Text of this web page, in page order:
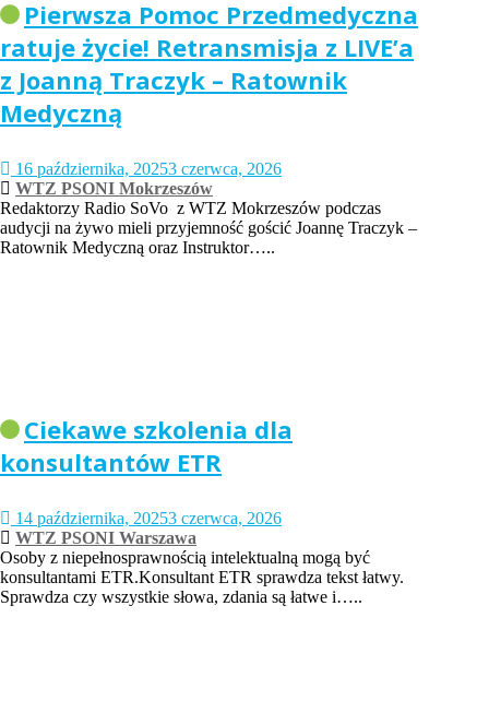
Pierwsza Pomoc Przedmedyczna
ratuje życie! Retransmisja z LIVE’a
z Joanną Traczyk – Ratownik
Medyczną
16 października, 20253 czerwca, 2026
WTZ PSONI Mokrzeszów
Redaktorzy Radio SoVo z WTZ Mokrzeszów podczas
audycji na żywo mieli przyjemność gościć Joannę Traczyk –
Ratownik Medyczną oraz Instruktor…..
Ciekawe szkolenia dla
konsultantów ETR
14 października, 20253 czerwca, 2026
WTZ PSONI Warszawa
Osoby z niepełnosprawnością intelektualną mogą być
konsultantami ETR.Konsultant ETR sprawdza tekst łatwy.
Sprawdza czy wszystkie słowa, zdania są łatwe i…..